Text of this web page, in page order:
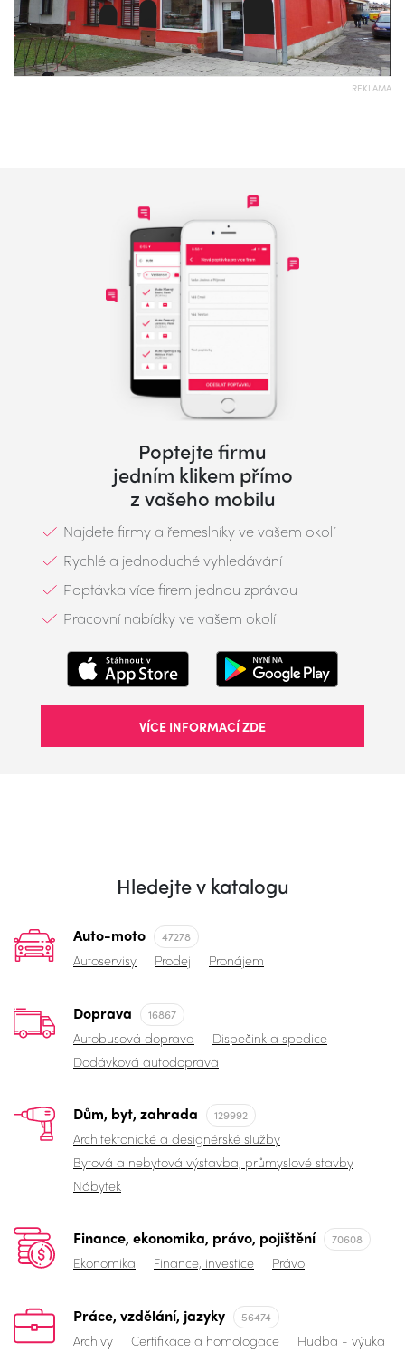
REKLAMA
Poptejte firmu
jedním klikem přímo
z vašeho mobilu
Najdete firmy a řemeslníky ve vašem okolí
Rychlé a jednoduché vyhledávání
Poptávka více firem jednou zprávou
Pracovní nabídky ve vašem okolí
VÍCE INFORMACÍ ZDE
Hledejte v katalogu
Auto-moto 47278
Autoservisy Prodej Pronájem
Doprava 16867
Autobusová doprava
Dispečink a spedice
Dodávková autodoprava
Dům, byt, zahrada 129992
Architektonické a designérské služby
Bytová a nebytová výstavba, průmyslové stavby
Nábytek
Finance, ekonomika, právo, pojištění 70608
Ekonomika Finance, investice Právo
Práce, vzdělání, jazyky 56474
Archivy Certifikace a homologace Hudba - výuka